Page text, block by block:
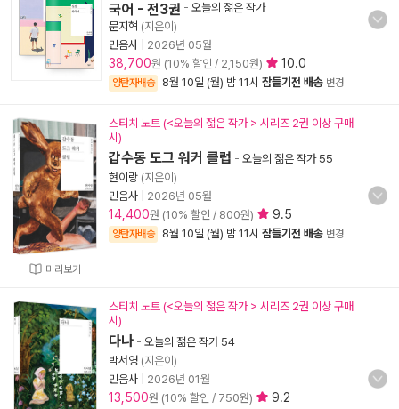
국어 - 전3권 - 오늘의 젊은 작가
문지혁 (지은이)
민음사
2026년 05월
38,700원 (10% 할인 / 2,150원) 10.0
양탄자배송 8월 10일 (월) 밤 11시 잠들기전 배송 변경
미리보기
스티치 노트 (<오늘의 젊은 작가 > 시리즈 2권 이상 구매
시)
갑수동 도그 워커 클럽 - 오늘의 젊은 작가 55
현이랑 (지은이)
민음사
2026년 05월
14,400원 (10% 할인 / 800원) 9.5
양탄자배송 8월 10일 (월) 밤 11시 잠들기전 배송 변경
스티치 노트 (<오늘의 젊은 작가 > 시리즈 2권 이상 구매
시)
다나 - 오늘의 젊은 작가 54
박서영 (지은이)
민음사
2026년 01월
13,500원 (10% 할인 / 750원) 9.2